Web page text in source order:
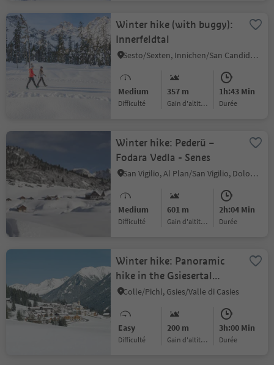
Winter hike (with buggy):
Innerfeldtal
Sesto/Sexten, Innichen/San Candido, Dolomites Region 3 Zinnen
Medium
Difficulté
357 m
Gain d'altitude
1h:43 Min
durée
Winter hike: Pederü –
Fodara Vedla - Senes
San Vigilio, Al Plan/San Vigilio, Dolomites Region Kronplatz/Plan de Corones
Medium
Difficulté
601 m
Gain d'altitude
2h:04 Min
durée
Winter hike: Panoramic
hike in the Gsiesertal
Valley
Colle/Pichl, Gsies/Valle di Casies
Easy
Difficulté
200 m
Gain d'altitude
3h:00 Min
durée